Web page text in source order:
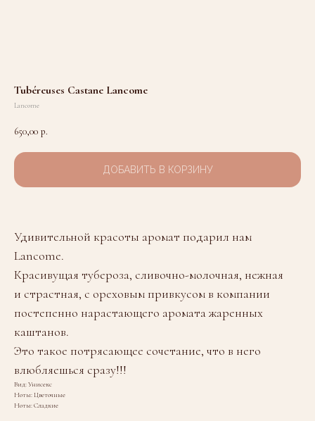
Tubéreuses Castane Lancome
Lancome
650,00 р.
ДОБАВИТЬ В КОРЗИНУ
Удивительной красоты аромат подарил нам
Lancome.
Красивущая тубероза, сливочно-молочная, нежная
и страстная, с ореховым привкусом в компании
постепенно нарастающего аромата жаренных
каштанов.
Это такое потрясающее сочетание, что в него
влюбляешься сразу!!!
Вид: Унисекс
Ноты: Цветочные
Ноты: Сладкие